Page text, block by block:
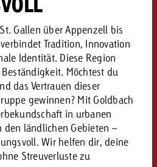
Offerte anfordern
Du kennst die Eckpunkte
Kampagne und willst wissen,
kostet.
Offerte anfordern
kostet.
Offerte anfordern
Gallen über Appenzell bis
Tradition, Innovation
Identität. Diese Region
Möchtest du
das Vertrauen dieser
gewinnen? Mit Goldbach
in urbanen
den ländlichen Gebieten –
Wir helfen dir, deine
Streuverluste zu